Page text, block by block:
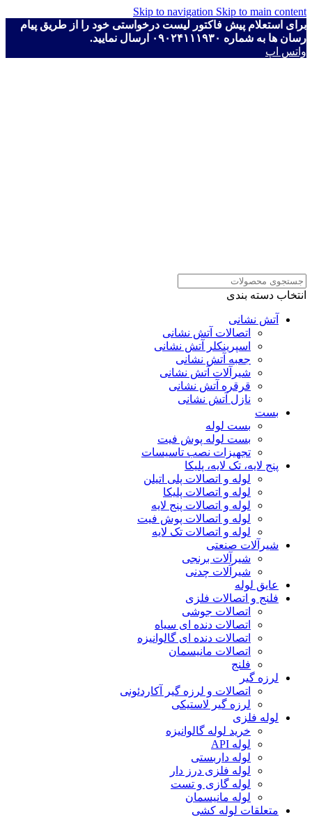
Skip to navigation Skip to main content
برای استعلام پیش فاکتور لیست درخواستی خود را از طریق پیام
رسان ها به شماره ۰۹۰۲۴۱۱۱۹۳۰ ارسال نمایید.
واتس اپ
انتخاب دسته بندی
آتش نشانی
اتصالات آتش نشانی
اسپرینکلر آتش نشانی
جعبه آتش نشانی
شیرآلات آتش نشانی
قرقره آتش نشانی
نازل آتش نشانی
بست
بست لوله
بست لوله پوش فیت
تجهیزات نصب تاسیسات
پنج لایه، تک لایه، پلیکا
لوله و اتصالات پلی اتیلن
لوله و اتصالات پلیکا
لوله و اتصالات پنج لایه
لوله و اتصالات پوش فیت
لوله و اتصالات تک لایه
شیرآلات صنعتی
شیرآلات برنجی
شیرآلات چدنی
عایق لوله
فلنج و اتصالات فلزی
اتصالات جوشی
اتصالات دنده ای سیاه
اتصالات دنده ای گالوانیزه
اتصالات مانیسمان
فلنج
لرزه گیر
اتصالات و لرزه گیر آکاردئونی
لرزه گیر لاستیکی
لوله فلزی
خرید لوله گالوانیزه
لوله API
لوله داربستی
لوله فلزی درز دار
لوله گازی و تست
لوله مانیسمان
متعلقات لوله کشی